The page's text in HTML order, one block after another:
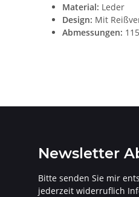
Material: Leder
Design: Mit
Abmessungen:
Newsletter
Bitte senden Sie mir
jederzeit widerruflich